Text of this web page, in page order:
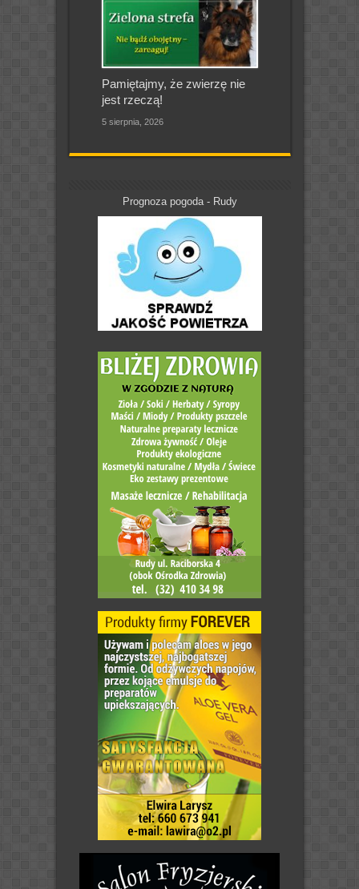
Pamiętajmy, że zwierzę nie
jest rzeczą!
5 sierpnia, 2026
Prognoza pogoda - Rudy